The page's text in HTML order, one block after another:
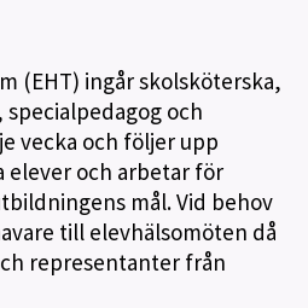
(EHT) ingår skolsköterska,
och
vecka och följer upp
elever och arbetar för
mål. Vid behov
till elevhälsomöten då
representanter från